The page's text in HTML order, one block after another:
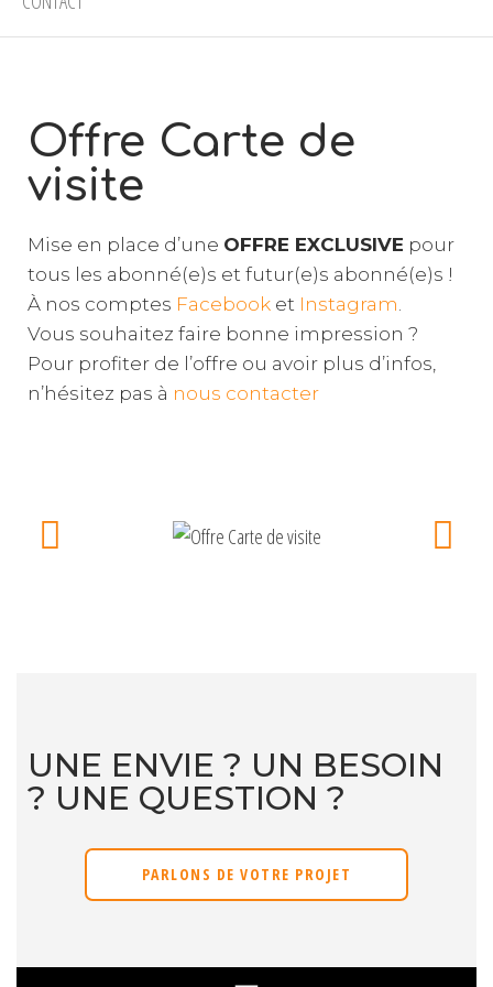
Offre Carte de
visite
Mise en place d’une OFFRE EXCLUSIVE pour
tous les abonné(e)s et futur(e)s abonné(e)s !
À nos comptes Facebook et Instagram.
Vous souhaitez faire bonne impression ?
Pour profiter de l’offre ou avoir plus d’infos,
n’hésitez pas à nous contacter
UNE ENVIE ? UN BESOIN
? UNE QUESTION ?
PARLONS DE VOTRE PROJET